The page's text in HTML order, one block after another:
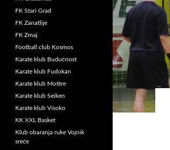
FK Stari Grad
FK Zanatlije
FK Zmaj
Football club Kosmos
Karate klub Budućnost
Karate klub Fudokan
Karate klub Moštre
Karate klub Seiken
Karate klub Visoko
KK XXL Basket
Klub obaranja ruke Vojnik
sreće